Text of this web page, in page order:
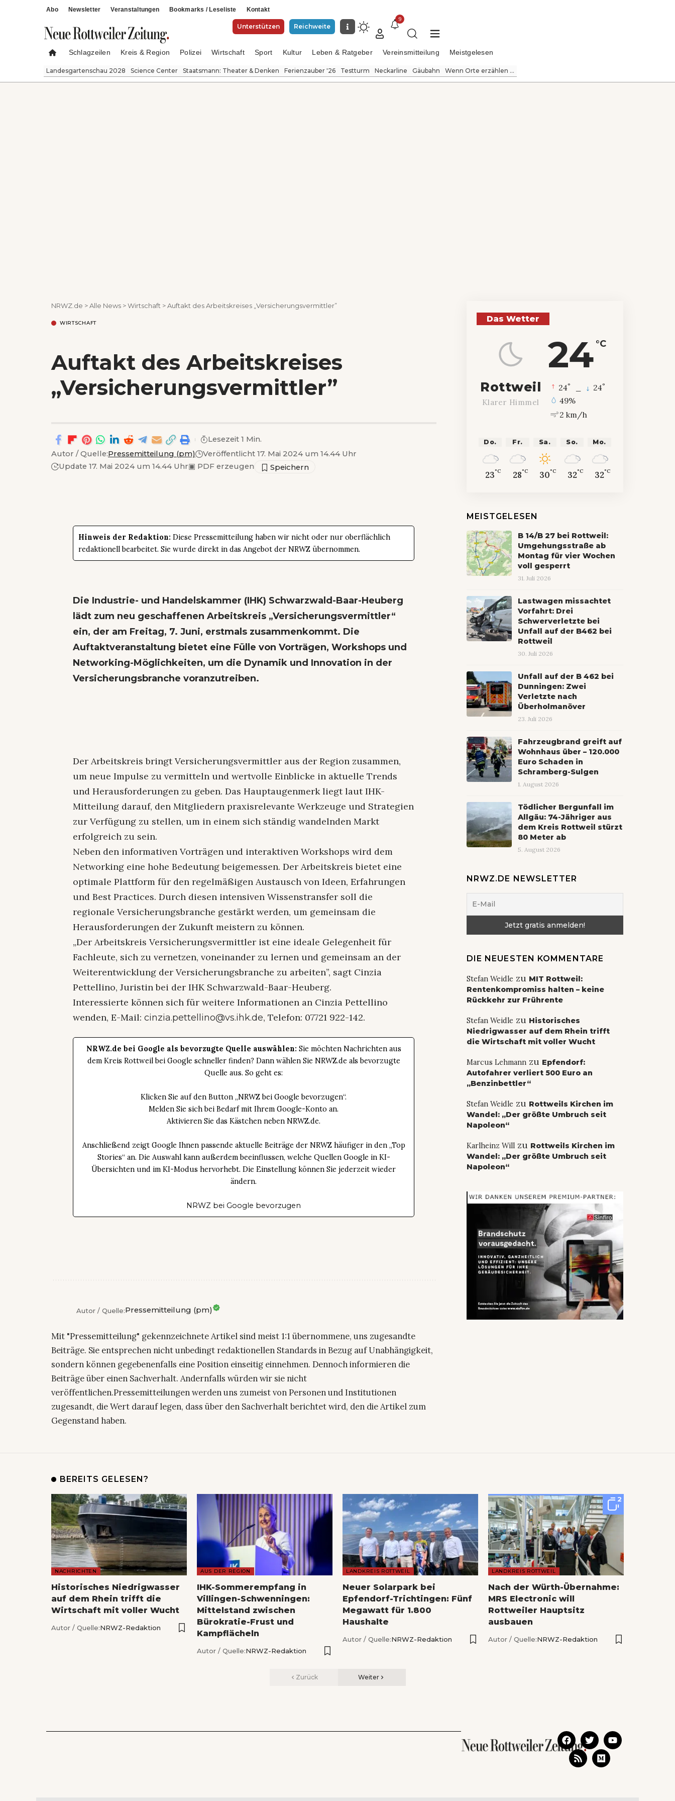
Abo Newsletter Veranstaltungen Bookmarks / Leseliste Kontakt
Unterstützen Reichweite
9
Schlagzeilen Kreis & Region Polizei Wirtschaft Sport Kultur Leben & Ratgeber Vereinsmitteilung Meistgelesen
Landesgartenschau 2028 Science Center Staatsmann: Theater & Denken Ferienzauber '26 Testturm Neckarline Gäubahn Wenn Orte erzählen ...
NRWZ.de >Alle News >Wirtschaft >Auftakt des Arbeitskreises „Versicherungsvermittler”
WIRTSCHAFT
Auftakt des Arbeitskreises
„Versicherungsvermittler”
Autor / Quelle:Pressemitteilung (pm)
Veröffentlicht 17. Mai 2024 um 14.44 Uhr
Update 17. Mai 2024 um 14.44 Uhr▣ PDF erzeugen
Lesezeit 1 Min.
Hinweis der Redaktion: Diese Pressemitteilung haben wir nicht oder nur oberflächlich
redaktionell bearbeitet. Sie wurde direkt in das Angebot der NRWZ übernommen.
Die Industrie- und Handelskammer (IHK) Schwarzwald-Baar-Heuberg
lädt zum neu geschaffenen Arbeitskreis „Versicherungsvermittler“
ein, der am Freitag, 7. Juni, erstmals zusammenkommt. Die
Auftaktveranstaltung bietet eine Fülle von Vorträgen, Workshops und
Networking-Möglichkeiten, um die Dynamik und Innovation in der
Versicherungsbranche voranzutreiben.
Der Arbeitskreis bringt Versicherungsvermittler aus der Region zusammen,
um neue Impulse zu vermitteln und wertvolle Einblicke in aktuelle Trends
und Herausforderungen zu geben. Das Hauptaugenmerk liegt laut IHK-
Mitteilung darauf, den Mitgliedern praxisrelevante Werkzeuge und Strategien
zur Verfügung zu stellen, um in einem sich ständig wandelnden Markt
erfolgreich zu sein.
Neben den informativen Vorträgen und interaktiven Workshops wird dem
Networking eine hohe Bedeutung beigemessen. Der Arbeitskreis bietet eine
optimale Plattform für den regelmäßigen Austausch von Ideen, Erfahrungen
und Best Practices. Durch diesen intensiven Wissenstransfer soll die
regionale Versicherungsbranche gestärkt werden, um gemeinsam die
Herausforderungen der Zukunft meistern zu können.
„Der Arbeitskreis Versicherungsvermittler ist eine ideale Gelegenheit für
Fachleute, sich zu vernetzen, voneinander zu lernen und gemeinsam an der
Weiterentwicklung der Versicherungsbranche zu arbeiten”, sagt Cinzia
Pettellino, Juristin bei der IHK Schwarzwald-Baar-Heuberg.
Interessierte können sich für weitere Informationen an Cinzia Pettellino
wenden, E-Mail:cinzia.pettellino@vs.ihk.de, Telefon: 07721 922-142.
NRWZ.de bei Google als bevorzugte Quelle auswählen: Sie möchten Nachrichten aus
dem Kreis Rottweil bei Google schneller finden? Dann wählen Sie NRWZ.de als bevorzugte
Quelle aus. So geht es:
Klicken Sie auf den Button „NRWZ bei Google bevorzugen“.
Melden Sie sich bei Bedarf mit Ihrem Google-Konto an.
Aktivieren Sie das Kästchen neben NRWZ.de.
Anschließend zeigt Google Ihnen passende aktuelle Beiträge der NRWZ häufiger in den „Top
Stories“ an. Die Auswahl kann außerdem beeinflussen, welche Quellen Google in KI-
Übersichten und im KI-Modus hervorhebt. Die Einstellung können Sie jederzeit wieder
ändern.
NRWZ bei Google bevorzugen
Autor / Quelle:Pressemitteilung (pm)
Mit "Pressemitteilung" gekennzeichnete Artikel sind meist 1:1 übernommene, uns zugesandte
Beiträge. Sie entsprechen nicht unbedingt redaktionellen Standards in Bezug auf Unabhängigkeit,
sondern können gegebenenfalls eine Position einseitig einnehmen. Dennoch informieren die
Beiträge über einen Sachverhalt. Andernfalls würden wir sie nicht
veröffentlichen.Pressemitteilungen werden uns zumeist von Personen und Institutionen
zugesandt, die Wert darauf legen, dass über den Sachverhalt berichtet wird, den die Artikel zum
Gegenstand haben.
Das Wetter
24 °C
Rottweil
Klarer Himmel
24° 24°
49%
2 km/h
Do.
23°C
Fr.
28°C
Sa.
30°C
So.
32°C
Mo.
32°C
MEISTGELESEN
B 14/B 27 bei Rottweil:
Umgehungsstraße ab
Montag für vier Wochen
voll gesperrt
31. Juli 2026
Lastwagen missachtet
Vorfahrt: Drei
Schwerverletzte bei
Unfall auf der B462 bei
Rottweil
30. Juli 2026
Unfall auf der B 462 bei
Dunningen: Zwei
Verletzte nach
Überholmanöver
23. Juli 2026
Fahrzeugbrand greift auf
Wohnhaus über – 120.000
Euro Schaden in
Schramberg-Sulgen
1. August 2026
Tödlicher Bergunfall im
Allgäu: 74-Jähriger aus
dem Kreis Rottweil stürzt
80 Meter ab
5. August 2026
NRWZ.DE NEWSLETTER
DIE NEUESTEN KOMMENTARE
Stefan Weidle zu MIT Rottweil:
Rentenkompromiss halten – keine
Rückkehr zur Frührente
Stefan Weidle zu Historisches
Niedrigwasser auf dem Rhein trifft
die Wirtschaft mit voller Wucht
Marcus Lehmannzu Epfendorf:
Autofahrer verliert 500 Euro an
„Benzinbettler“
Stefan Weidle zu Rottweils Kirchen im
Wandel: „Der größte Umbruch seit
Napoleon“
Karlheinz Willzu Rottweils Kirchen im
Wandel: „Der größte Umbruch seit
Napoleon“
BEREITS GELESEN?
NACHRICHTEN
Historisches Niedrigwasser
auf dem Rhein trifft die
Wirtschaft mit voller Wucht
Autor / Quelle:NRWZ-Redaktion
AUS DER REGION
IHK-Sommerempfang in
Villingen-Schwenningen:
Mittelstand zwischen
Bürokratie-Frust und
Kampflächeln
Autor / Quelle:NRWZ-Redaktion
LANDKREIS ROTTWEIL
Neuer Solarpark bei
Epfendorf-Trichtingen: Fünf
Megawatt für 1.800
Haushalte
Autor / Quelle:NRWZ-Redaktion
2
LANDKREIS ROTTWEIL
Nach der Würth-Übernahme:
MRS Electronic will
Rottweiler Hauptsitz
ausbauen
Autor / Quelle:NRWZ-Redaktion
Zurück Weiter